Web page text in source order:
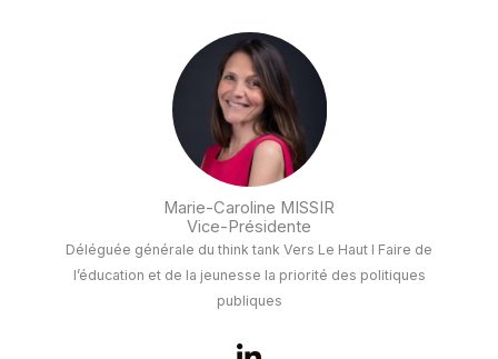
e
d
i
n
-
i
n
Marie-Caroline MISSIR
Vice-Présidente
Déléguée générale du think tank Vers Le Haut I Faire de
l’éducation et de la jeunesse la priorité des politiques
publiques